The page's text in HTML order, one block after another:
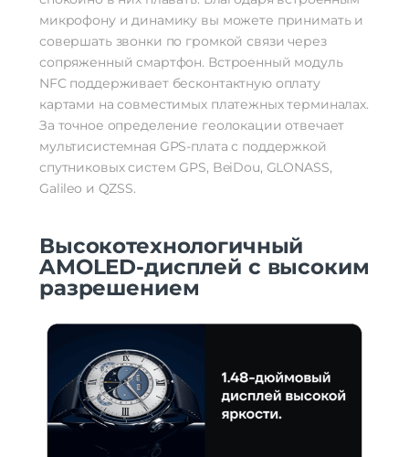
микрофону и динамику вы можете принимать и
совершать звонки по громкой связи через
сопряженный смартфон. Встроенный модуль
NFC поддерживает бесконтактную оплату
картами на совместимых платежных терминалах.
За точное определение геолокации отвечает
мультисистемная GPS-плата с поддержкой
спутниковых систем GPS, BeiDou, GLONASS,
Galileo и QZSS.
Высокотехнологичный
AMOLED-дисплей с высоким
разрешением